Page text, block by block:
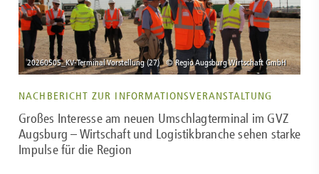
NACHBERICHT ZUR INFORMATIONSVERANSTALTUNG
Großes Interesse am neuen Umschlagterminal im GVZ
Augsburg – Wirtschaft und Logistikbranche sehen starke
Impulse für die Region